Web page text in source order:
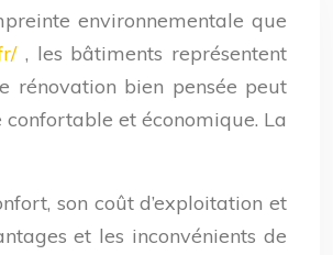
environnementale que
, les bâtiments représentent
rénovation bien pensée peut
et économique. La
son coût d’exploitation et
et les inconvénients de